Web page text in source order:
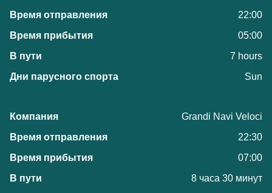
22:00
05:00
7 hours
Sun
Grandi Navi Veloci
22:30
07:00
8 часа 30 минут